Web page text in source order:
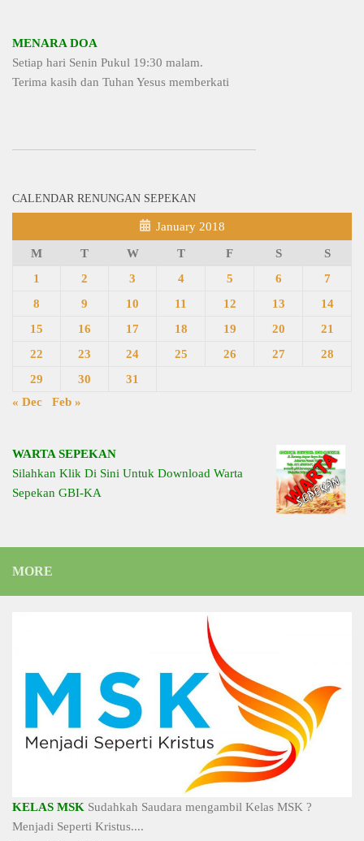
MENARA DOA
Setiap hari Senin Pukul 19:30 malam.
Terima kasih dan Tuhan Yesus memberkati
CALENDAR RENUNGAN SEPEKAN
January 2018
M T W T F S
S
1
2 3 4 5 6
7
8
9 10 11 12 13
14
15
16 17 18 19 20
21
22
23 24 25 26 27
28
29
30
31
« Dec
Feb »
WARTA SEPEKAN
Silahkan Klik Di Sini Untuk Download Warta
Sepekan GBI-KA
MORE
KELAS MSK Sudahkah Saudara mengambil Kelas MSK ?
Menjadi Seperti Kristus....